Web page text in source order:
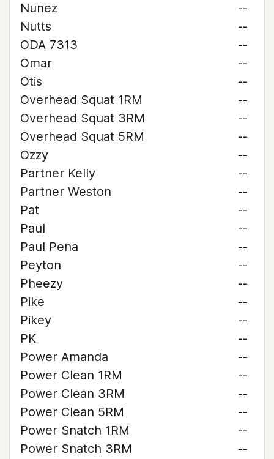
Nunez
--
Nutts
--
ODA 7313
--
Omar
--
Otis
--
Overhead Squat 1RM
--
Overhead Squat 3RM
--
Overhead Squat 5RM
--
Ozzy
--
Partner Kelly
--
Partner Weston
--
Pat
--
Paul
--
Paul Pena
--
Peyton
--
Pheezy
--
Pike
--
Pikey
--
PK
--
Power Amanda
--
Power Clean 1RM
--
Power Clean 3RM
--
Power Clean 5RM
--
Power Snatch 1RM
--
Power Snatch 3RM
--